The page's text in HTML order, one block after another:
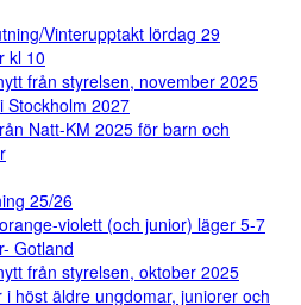
Vinterupptakt lördag 29
kl 10
från styrelsen, november 2025
Stockholm 2027
Natt-KM 2025 för barn och
25/26
violett (och junior) läger 5-7
Gotland
från styrelsen, oktober 2025
i höst äldre ungdomar, juniorer och